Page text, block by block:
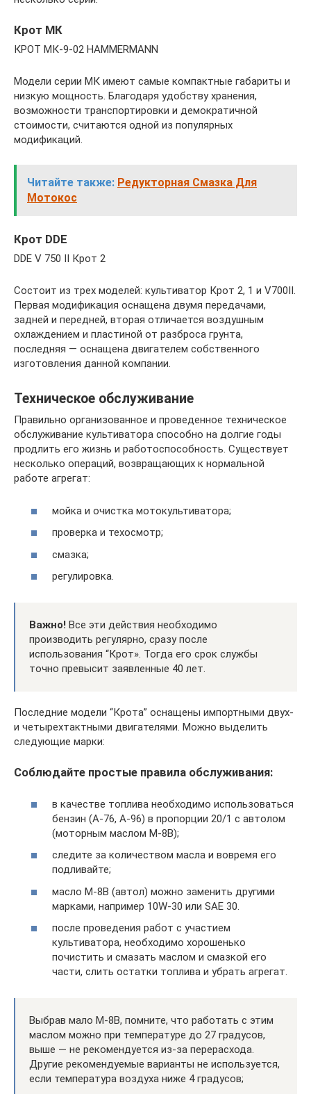
Крот МК
КРОТ МК-9-02 HAMMERMANN
Модели серии МК имеют самые компактные габариты и
низкую мощность. Благодаря удобству хранения,
возможности транспортировки и демократичной
стоимости, считаются одной из популярных
модификаций.
Читайте также: Редукторная Смазка Для
Мотокос
Крот DDE
DDE V 750 II Крот 2
Состоит из трех моделей: культиватор Крот 2, 1 и V700II.
Первая модификация оснащена двумя передачами,
задней и передней, вторая отличается воздушным
охлаждением и пластиной от разброса грунта,
последняя — оснащена двигателем собственного
изготовления данной компании.
Техническое обслуживание
Правильно организованное и проведенное техническое
обслуживание культиватора способно на долгие годы
продлить его жизнь и работоспособность. Существует
несколько операций, возвращающих к нормальной
работе агрегат:
мойка и очистка мотокультиватора;
проверка и техосмотр;
смазка;
регулировка.
Важно! Все эти действия необходимо
производить регулярно, сразу после
использования “Крот». Тогда его срок службы
точно превысит заявленные 40 лет.
Последние модели “Крота” оснащены импортными двух-
и четырехтактными двигателями. Можно выделить
следующие марки:
Соблюдайте простые правила обслуживания:
в качестве топлива необходимо использоваться
бензин (А-76, А-96) в пропорции 20/1 с автолом
(моторным маслом М-8В);
следите за количеством масла и вовремя его
подливайте;
масло М-8В (автол) можно заменить другими
марками, например 10W-30 или SAE 30.
после проведения работ с участием
культиватора, необходимо хорошенько
почистить и смазать маслом и смазкой его
части, слить остатки топлива и убрать агрегат.
Выбрав мало М-8В, помните, что работать с этим
маслом можно при температуре до 27 градусов,
выше — не рекомендуется из-за перерасхода.
Другие рекомендуемые варианты не используется,
если температура воздуха ниже 4 градусов;